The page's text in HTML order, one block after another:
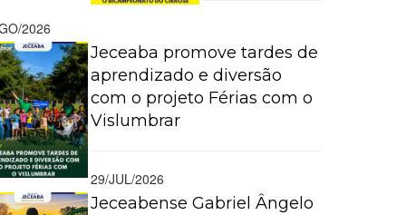
2026
Jeceaba promove tardes de
aprendizado e diversão
com o projeto Férias com o
Vislumbrar
29/JUL/2026
Jeceabense Gabriel Ângelo